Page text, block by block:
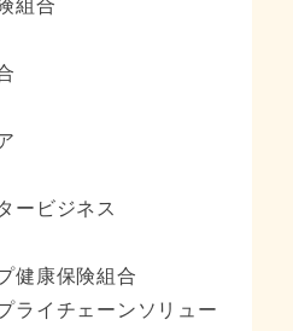
組合
ービジネス
健康保険組合
ライチェーンソリュー